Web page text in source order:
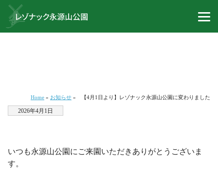
Home » お知らせ » 【4月1日より】レゾナック永源山公園に変わりました
2026年4月1日
いつも永源山公園にご来園いただきありがとうございま
す。